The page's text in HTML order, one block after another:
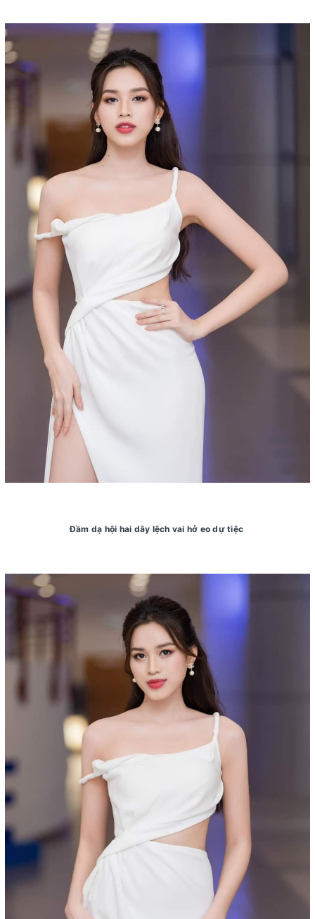
Đầm dạ hội hai dây lệch vai hở eo dự tiệc